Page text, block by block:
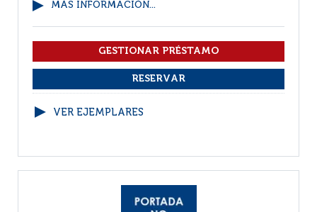
MÁS INFORMACIÓN...
VER EJEMPLARES